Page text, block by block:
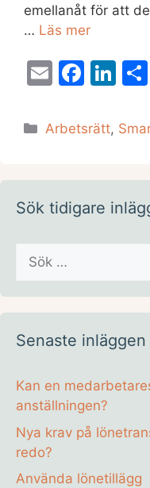
emellanåt för att
… Läs mer
E
ai
F
c
b
o
k
Li
k
dI
n
Kategorier
Arbetsrätt,
Sök tidigare
Sök
efter:
Senaste inläggen
Kan en
anställningen?
Nya krav på
redo?
Använda lönetillägg